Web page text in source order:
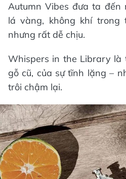
Autumn Vibes đưa ta đến
lá vàng, không khí trong
nhưng rất dễ chịu.
Whispers in the Library là
gỗ cũ, của sự tĩnh lặng –
trôi chậm lại.